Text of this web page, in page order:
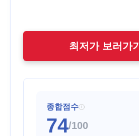
최저가 보러가기
종합점수 i
74/100